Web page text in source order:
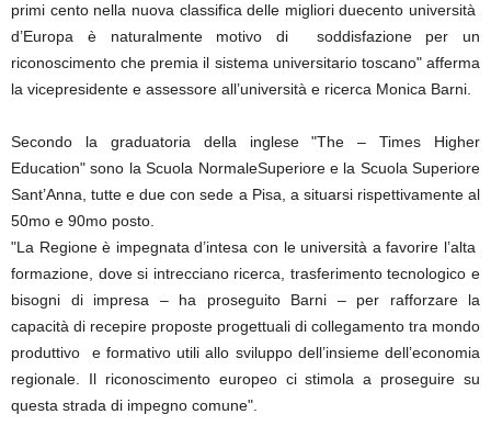
primi cento nella nuova classifica delle migliori duecento università
d’Europa è naturalmente motivo di soddisfazione per un
riconoscimento che premia il sistema universitario toscano" afferma
la vicepresidente e assessore all’università e ricerca Monica Barni.
Secondo la graduatoria della inglese "The – Times Higher
Education" sono la Scuola NormaleSuperiore e la Scuola Superiore
Sant’Anna, tutte e due con sede a Pisa, a situarsi rispettivamente al
50mo e 90mo posto.
"La Regione è impegnata d’intesa con le università a favorire l’alta
formazione, dove si intrecciano ricerca, trasferimento tecnologico e
bisogni di impresa – ha proseguito Barni – per rafforzare la
capacità di recepire proposte progettuali di collegamento tra mondo
produttivo e formativo utili allo sviluppo dell’insieme dell’economia
regionale. Il riconoscimento europeo ci stimola a proseguire su
questa strada di impegno comune".